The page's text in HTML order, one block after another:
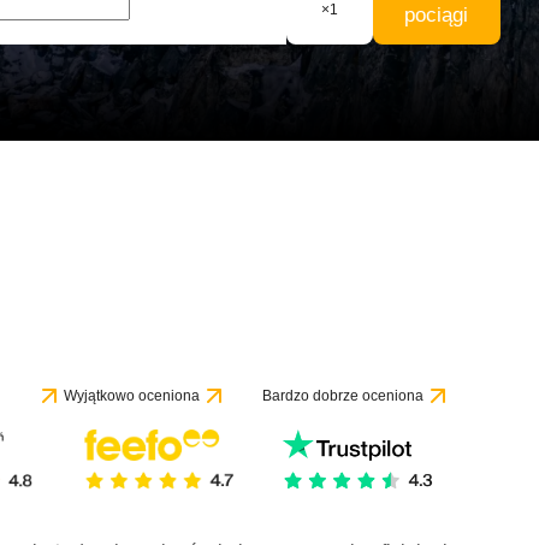
×1
pociągi
Wyjątkowo oceniona Bardzo dobrze oceniona